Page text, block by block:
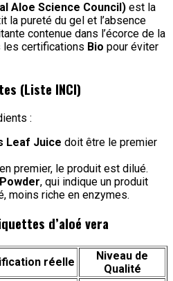
Aloe Science Council) est la
la pureté du gel et l’absence
contenue dans l’écorce de la
les certifications Bio pour éviter
(Liste INCI)
:
Leaf Juice doit être le premier
premier, le produit est dilué.
, qui indique un produit
moins riche en enzymes.
d’aloé vera
réelle
Niveau de
Qualité